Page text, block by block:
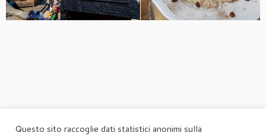
Questo sito raccoglie dati statistici anonimi sulla